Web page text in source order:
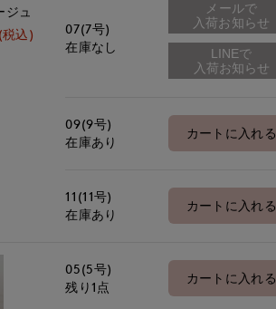
着用サイズ:09(M)
ジュ
税込)
07(7号)
在庫なし
メールで
入荷お知らせ
09(9号)
在庫あり
カートに入れる
11(11号)
在庫あり
カートに入れる
05(5号)
残り1点
カートに入れる